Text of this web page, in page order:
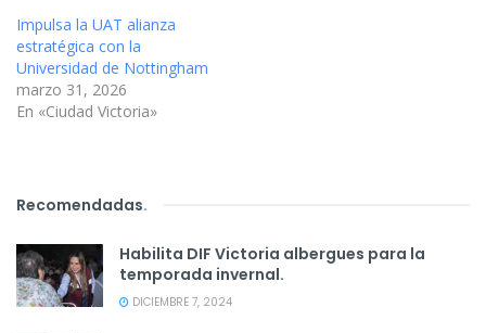
Impulsa la UAT alianza
estratégica con la
Universidad de Nottingham
marzo 31, 2026
En «Ciudad Victoria»
Recomendadas.
Habilita DIF Victoria albergues para la
temporada invernal.
DICIEMBRE 7, 2024